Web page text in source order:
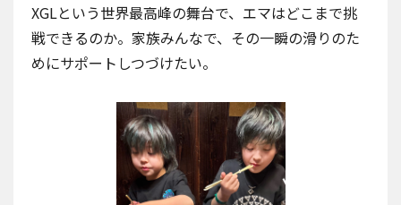
XGLという世界最高峰の舞台で、エマはどこまで挑
戦できるのか。家族みんなで、その一瞬の滑りのた
めにサポートしつづけたい。